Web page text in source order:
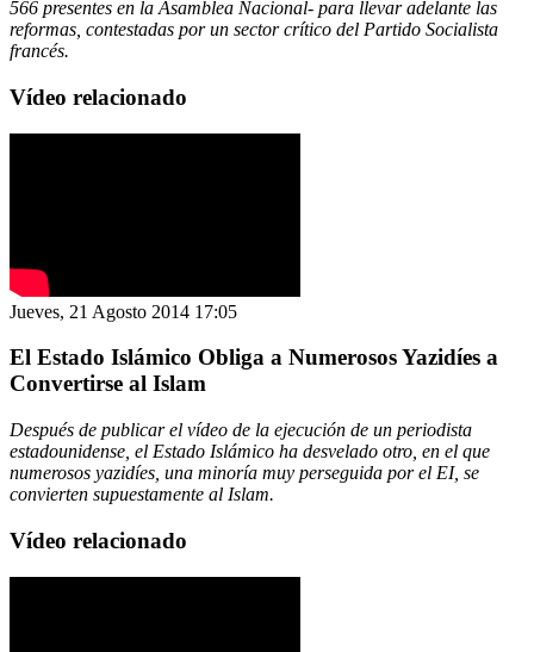
566 presentes en la Asamblea Nacional- para llevar adelante las
reformas, contestadas por un sector crítico del Partido Socialista
francés.
Vídeo relacionado
Jueves, 21 Agosto 2014 17:05
El Estado Islámico Obliga a Numerosos Yazidíes a
Convertirse al Islam
Después de publicar el vídeo de la ejecución de un periodista
estadounidense, el Estado Islámico ha desvelado otro, en el que
numerosos yazidíes, una minoría muy perseguida por el EI, se
convierten supuestamente al Islam.
Vídeo relacionado